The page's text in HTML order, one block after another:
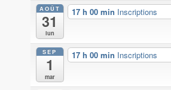
AOÛT
31
lun
17 h 00 min Inscriptions
SEP
1
mar
17 h 00 min Inscriptions